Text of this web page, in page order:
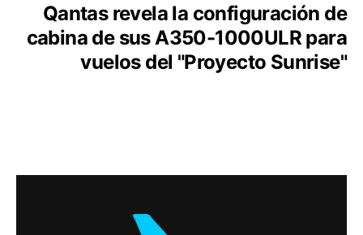
Qantas revela la configuración de
cabina de sus A350-1000ULR para
vuelos del "Proyecto Sunrise"